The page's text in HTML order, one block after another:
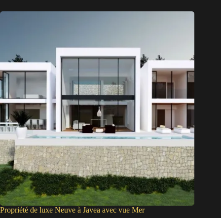
Propriété de luxe Neuve à Javea avec vue Mer